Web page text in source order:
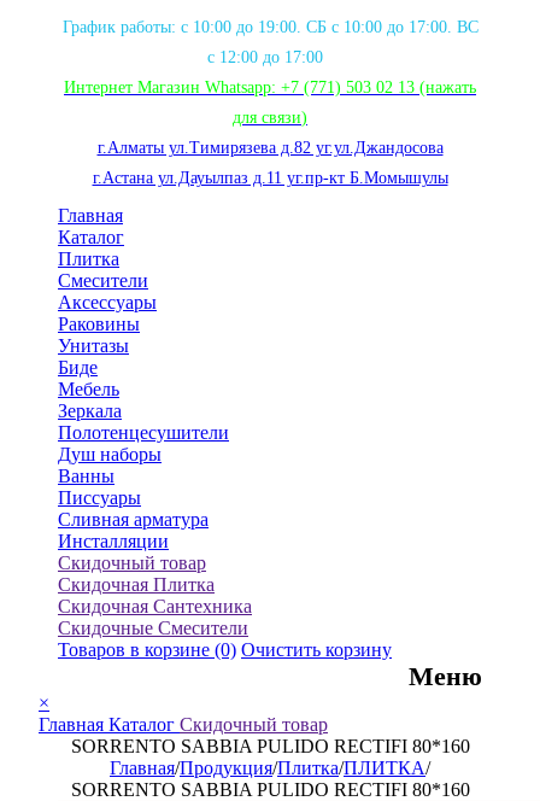
График работы: с 10:00 до 19:00. СБ с 10:00 до 17:00. ВС
с 12:00 до 17:00
Интернет Магазин Whatsapp: +7 (771) 503 02 13 (нажать
для связи)
г.Алматы ул.Тимирязева д.82 уг.ул.Джандосова
г.Астана ул.Дауылпаз д.11 уг.пр-кт Б.Момышулы
Главная
Каталог
Плитка
Смесители
Аксессуары
Раковины
Унитазы
Биде
Мебель
Зеркала
Полотенцесушители
Душ наборы
Ванны
Писсуары
Сливная арматура
Инсталляции
Скидочный товар
Скидочная Плитка
Скидочная Сантехника
Скидочные Смесители
Товаров в корзине (0) Очистить корзину
Меню
×
Главная Каталог Скидочный товар
SORRENTO SABBIA PULIDO RECTIFI 80*160
Главная/Продукция/Плитка/ПЛИТКА/
SORRENTO SABBIA PULIDO RECTIFI 80*160